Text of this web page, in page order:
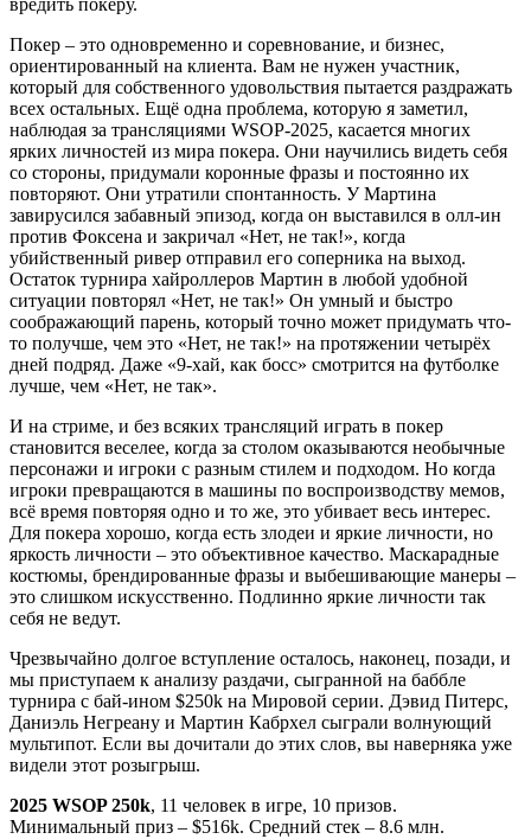
вредить покеру.
Покер – это одновременно и соревнование, и бизнес,
ориентированный на клиента. Вам не нужен участник,
который для собственного удовольствия пытается раздражать
всех остальных. Ещё одна проблема, которую я заметил,
наблюдая за трансляциями WSOP-2025, касается многих
ярких личностей из мира покера. Они научились видеть себя
со стороны, придумали коронные фразы и постоянно их
повторяют. Они утратили спонтанность. У Мартина
завирусился забавный эпизод, когда он выставился в олл-ин
против Фоксена и закричал «Нет, не так!», когда
убийственный ривер отправил его соперника на выход.
Остаток турнира хайроллеров Мартин в любой удобной
ситуации повторял «Нет, не так!» Он умный и быстро
соображающий парень, который точно может придумать что-
то получше, чем это «Нет, не так!» на протяжении четырёх
дней подряд. Даже «9-хай, как босс» смотрится на футболке
лучше, чем «Нет, не так».
И на стриме, и без всяких трансляций играть в покер
становится веселее, когда за столом оказываются необычные
персонажи и игроки с разным стилем и подходом. Но когда
игроки превращаются в машины по воспроизводству мемов,
всё время повторяя одно и то же, это убивает весь интерес.
Для покера хорошо, когда есть злодеи и яркие личности, но
яркость личности – это объективное качество. Маскарадные
костюмы, брендированные фразы и выбешивающие манеры –
это слишком искусственно. Подлинно яркие личности так
себя не ведут.
Чрезвычайно долгое вступление осталось, наконец, позади, и
мы приступаем к анализу раздачи, сыгранной на баббле
турнира с бай-ином $250k на Мировой серии. Дэвид Питерс,
Даниэль Негреану и Мартин Кабрхел сыграли волнующий
мультипот. Если вы дочитали до этих слов, вы наверняка уже
видели этот розыгрыш.
2025 WSOP 250k, 11 человек в игре, 10 призов.
Минимальный приз – $516k. Средний стек – 8.6 млн.